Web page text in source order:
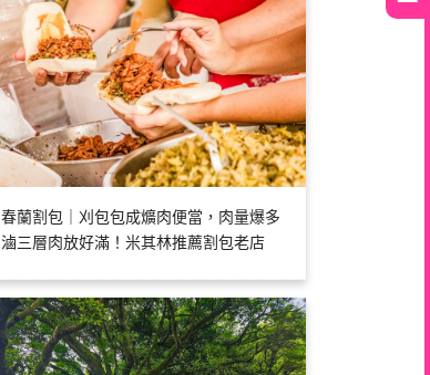
春蘭割包｜刈包包成爌肉便當，肉量爆多
滷三層肉放好滿！米其林推薦割包老店